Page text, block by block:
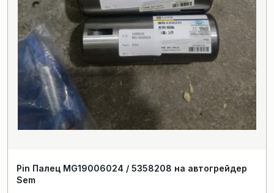
Pin Палец MG19006024 / 5358208 на автогрейдер
Sem